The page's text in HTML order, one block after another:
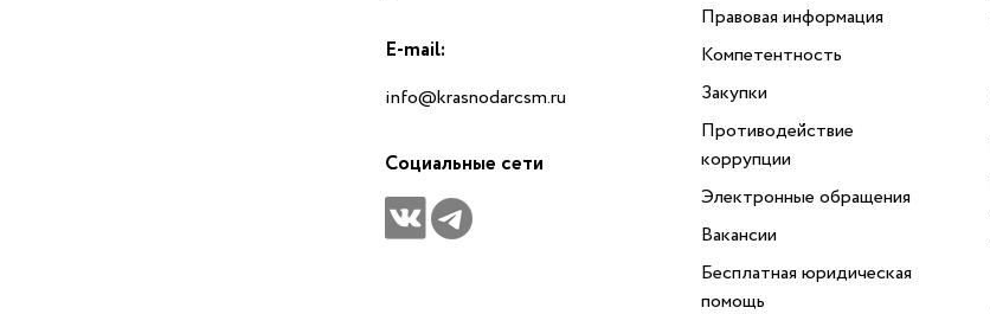
E-mail:
info@krasnodarcsm.ru
Социальные сети
Правовая информация
Компетентность
Закупки
Противодействие
коррупции
Электронные обращения
Вакансии
Бесплатная юридическая
помощь